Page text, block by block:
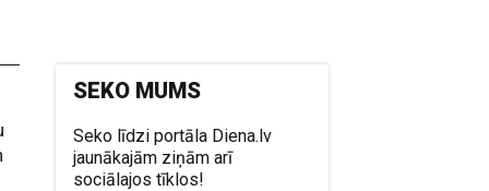
SEKO MUMS
Seko līdzi portāla Diena.lv
jaunākajām ziņām arī
sociālajos tīklos!